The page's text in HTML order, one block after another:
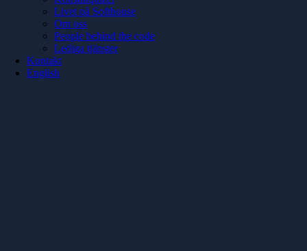
Livet på Softhouse
Om oss
People behind the code
Lediga tjänster
Kontakt
English